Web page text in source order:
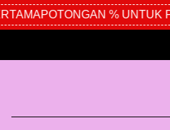
POTONGAN % UNTUK